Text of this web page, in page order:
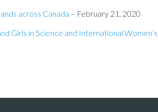
across Canada – February 21, 2020
Girls in Science and International Women’s